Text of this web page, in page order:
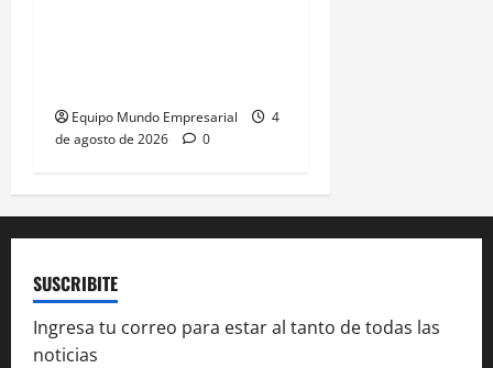
Equipo Mundo Empresarial
4
de agosto de 2026
0
SUSCRIBITE
Ingresa tu correo para estar al tanto de todas las
noticias